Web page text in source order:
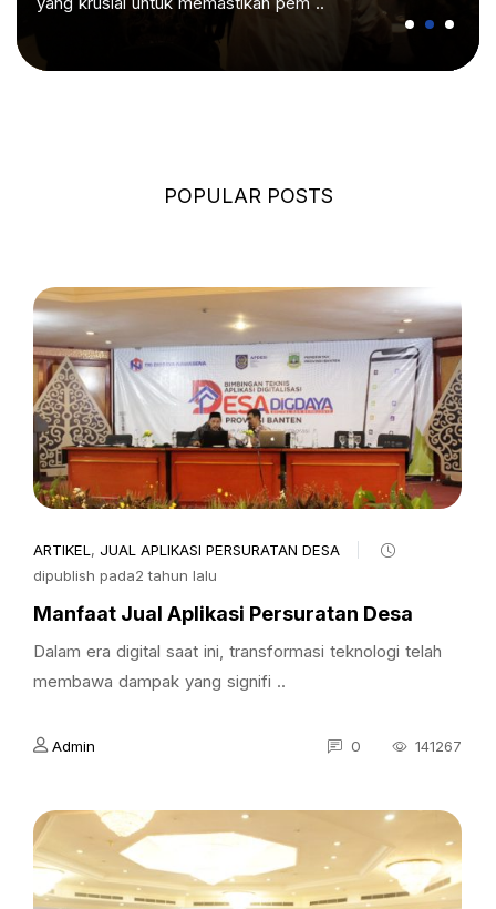
POPULAR POSTS
ARTIKEL , JUAL APLIKASI PERSURATAN DESA
dipublish pada2 tahun lalu
Manfaat Jual Aplikasi Persuratan Desa
Dalam era digital saat ini, transformasi teknologi telah
membawa dampak yang signifi ..
Admin 0 141267